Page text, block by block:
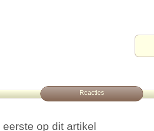
Reacties
eerste op dit artikel